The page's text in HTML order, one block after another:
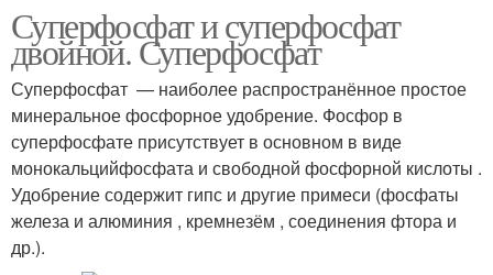
Суперфосфат и суперфосфат
двойной. Суперфосфат
Суперфосфат — наиболее распространённое простое
минеральное фосфорное удобрение. Фосфор в
суперфосфате присутствует в основном в виде
монокальцийфосфата и свободной фосфорной кислоты .
Удобрение содержит гипс и другие примеси (фосфаты
железа и алюминия , кремнезём , соединения фтора и
др.).